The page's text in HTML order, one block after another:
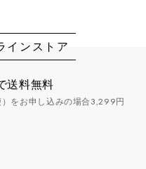
インストア
送料無料
をお申し込みの場合3,299円